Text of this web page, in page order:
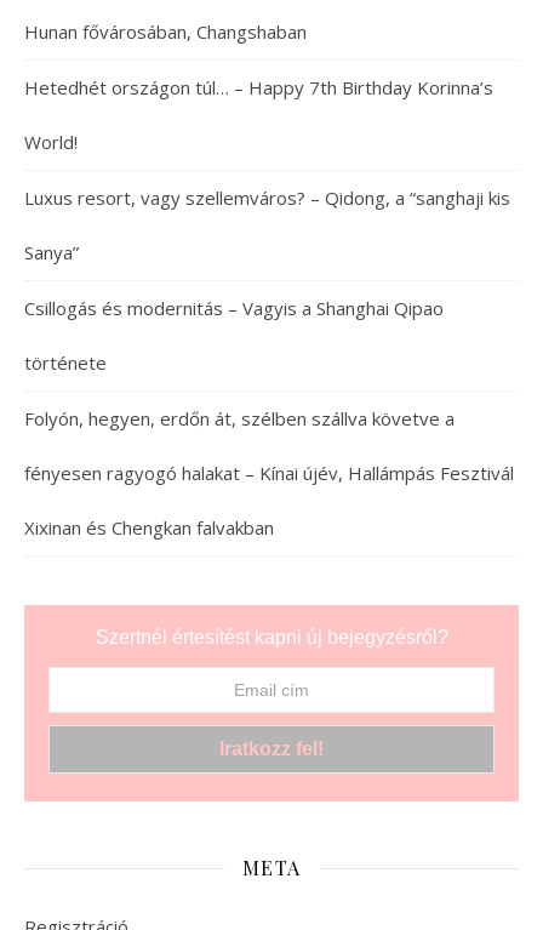
Hunan fővárosában, Changshaban
Hetedhét országon túl… – Happy 7th Birthday Korinna’s
World!
Luxus resort, vagy szellemváros? – Qidong, a “sanghaji kis
Sanya”
Csillogás és modernitás – Vagyis a Shanghai Qipao
története
Folyón, hegyen, erdőn át, szélben szállva követve a
fényesen ragyogó halakat – Kínai újév, Hallámpás Fesztivál
Xixinan és Chengkan falvakban
Szertnél értesítést kapni új bejegyzésről?
META